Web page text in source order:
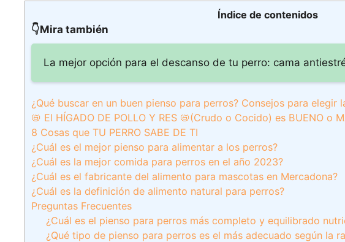
Índice de contenidos
👇Mira también
La mejor opción para el descanso de tu perro: cama
¿Qué buscar en un buen pienso para perros? Consejos para elegir
📛 El HÍGADO DE POLLO Y RES 📛(Crudo o Cocido) es BUENO o
8 Cosas que TU PERRO SABE DE TI
¿Cuál es el mejor pienso para alimentar a los perros?
¿Cuál es la mejor comida para perros en el año 2023?
¿Cuál es el fabricante del alimento para mascotas en Mercadona?
¿Cuál es la definición de alimento natural para perros?
Preguntas Frecuentes
¿Cuál es el pienso para perros más completo y equilibrado
¿Qué tipo de pienso para perros es el más adecuado según la